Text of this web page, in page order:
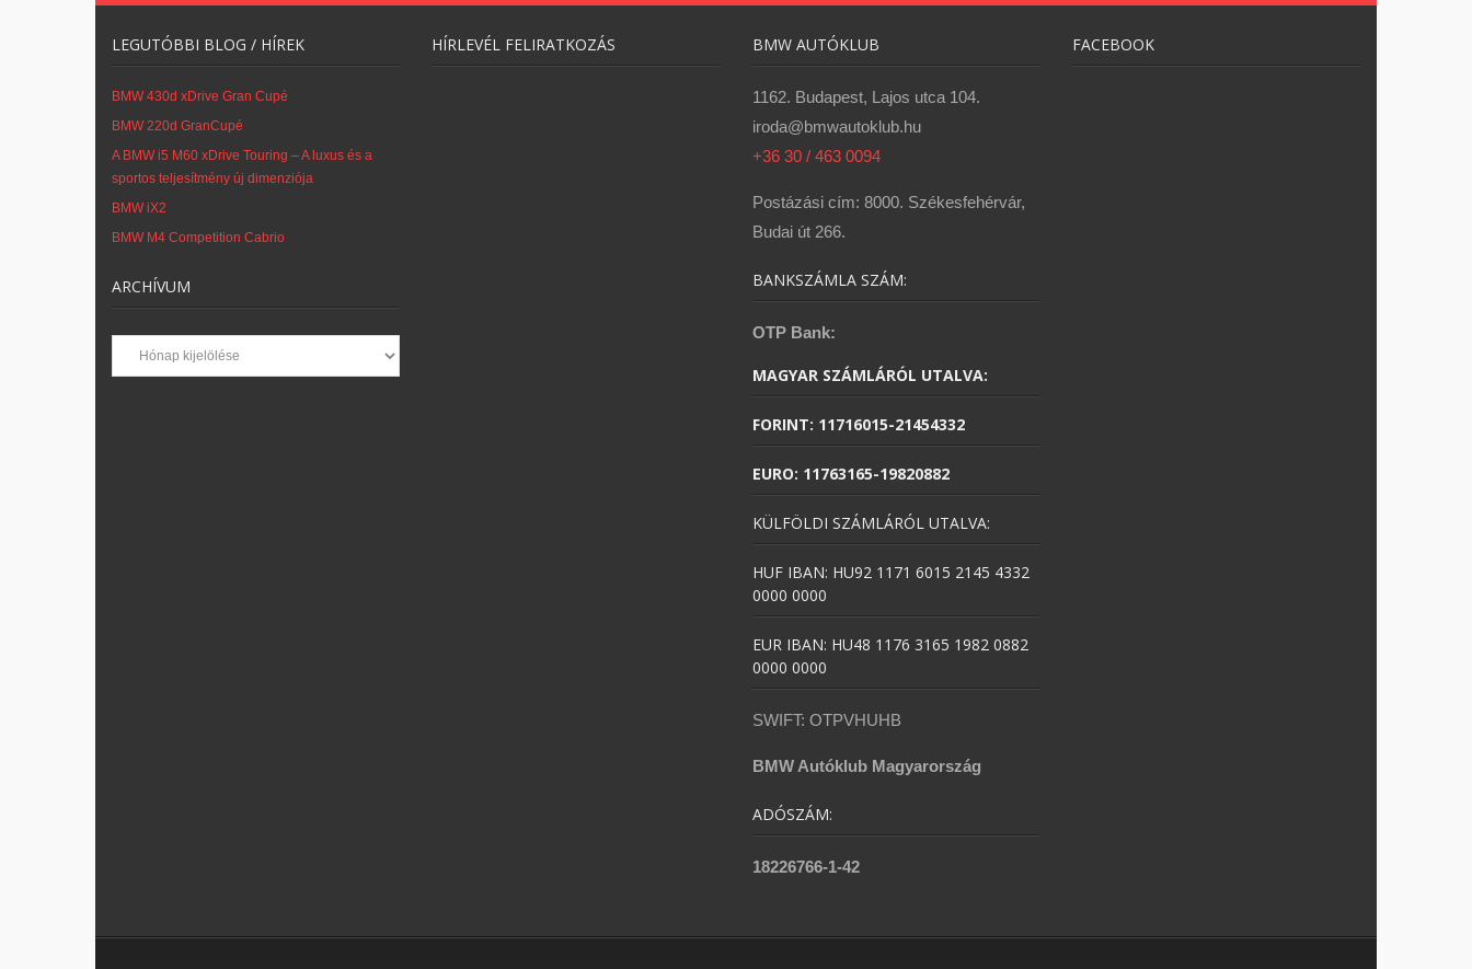
LEGUTÓBBI BLOG / HÍREK
BMW 430d xDrive Gran Cupé
BMW 220d GranCupé
A BMW i5 M60 xDrive Touring – A luxus és a
sportos teljesítmény új dimenziója
BMW iX2
BMW M4 Competition Cabrio
ARCHÍVUM
Archívum
HÍRLEVÉL FELIRATKOZÁS BMW AUTÓKLUB
1162. Budapest, Lajos utca 104.
iroda@bmwautoklub.hu
+36 30 / 463 0094
Postázási cím: 8000. Székesfehérvár,
Budai út 266.
BANKSZÁMLA SZÁM:
OTP Bank:
MAGYAR SZÁMLÁRÓL UTALVA:
FORINT: 11716015-21454332
EURO: 11763165-19820882
KÜLFÖLDI SZÁMLÁRÓL UTALVA:
HUF IBAN: HU92 1171 6015 2145 4332
0000 0000
EUR IBAN: HU48 1176 3165 1982 0882
0000 0000
SWIFT: OTPVHUHB
BMW Autóklub Magyarország
ADÓSZÁM:
18226766-1-42
FACEBOOK